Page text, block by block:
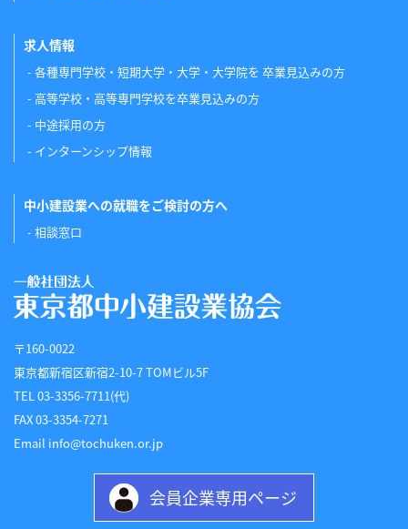
求人情報
各種専門学校・短期大学・大学・大学院を 卒業見込みの方
高等学校・高等専門学校を卒業見込みの方
中途採用の方
インターンシップ情報
中小建設業への就職をご検討の方へ
相談窓口
〒160-0022
東京都新宿区新宿2-10-7 TOMビル5F
TEL 03-3356-7711(代)
FAX 03-3354-7271
Email info@tochuken.or.jp
会員企業専用ページ